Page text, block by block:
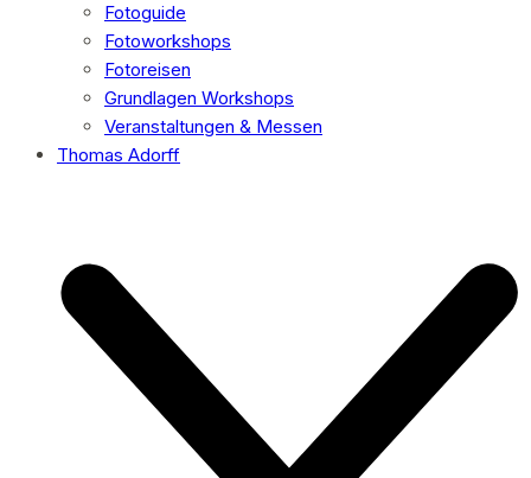
Fotoguide
Fotoworkshops
Fotoreisen
Grundlagen Workshops
Veranstaltungen & Messen
Thomas Adorff